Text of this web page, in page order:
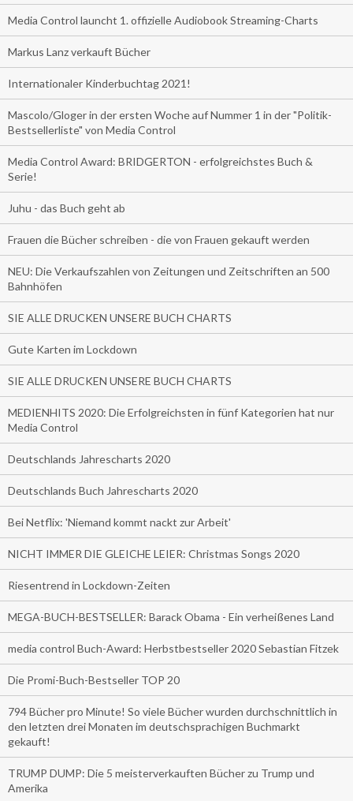
Media Control launcht 1. offizielle Audiobook Streaming-Charts
Markus Lanz verkauft Bücher
Internationaler Kinderbuchtag 2021!
Mascolo/Gloger in der ersten Woche auf Nummer 1 in der "Politik-
Bestsellerliste" von Media Control
Media Control Award: BRIDGERTON - erfolgreichstes Buch &
Serie!
Juhu - das Buch geht ab
Frauen die Bücher schreiben - die von Frauen gekauft werden
NEU: Die Verkaufszahlen von Zeitungen und Zeitschriften an 500
Bahnhöfen
SIE ALLE DRUCKEN UNSERE BUCH CHARTS
Gute Karten im Lockdown
SIE ALLE DRUCKEN UNSERE BUCH CHARTS
MEDIENHITS 2020: Die Erfolgreichsten in fünf Kategorien hat nur
Media Control
Deutschlands Jahrescharts 2020
Deutschlands Buch Jahrescharts 2020
Bei Netflix: 'Niemand kommt nackt zur Arbeit'
NICHT IMMER DIE GLEICHE LEIER: Christmas Songs 2020
Riesentrend in Lockdown-Zeiten
MEGA-BUCH-BESTSELLER: Barack Obama - Ein verheißenes Land
media control Buch-Award: Herbstbestseller 2020 Sebastian Fitzek
Die Promi-Buch-Bestseller TOP 20
794 Bücher pro Minute! So viele Bücher wurden durchschnittlich in
den letzten drei Monaten im deutschsprachigen Buchmarkt
gekauft!
TRUMP DUMP: Die 5 meisterverkauften Bücher zu Trump und
Amerika